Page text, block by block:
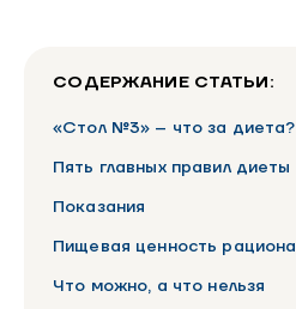
СОДЕРЖАНИЕ СТАТЬИ:
«Стол №3» – что за диета?
Пять главных правил диеты
Показания
Пищевая ценность рациона
Что можно, а что нельзя